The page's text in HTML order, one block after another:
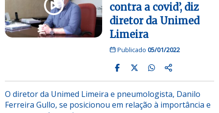
contra a covid’, diz
diretor da Unimed
Limeira
Publicado 05/01/2022
O diretor da Unimed Limeira e pneumologista, Danilo
Ferreira Gullo, se posicionou em relação à importância e